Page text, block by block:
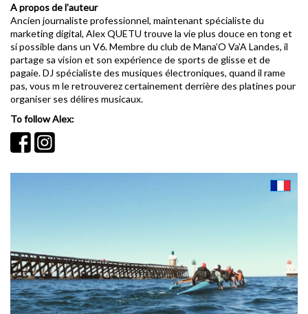
A propos de l’auteur
Ancien journaliste professionnel, maintenant spécialiste du
marketing digital, Alex QUETU trouve la vie plus douce en tong et
si possible dans un V6. Membre du club de Mana’O Va’A Landes, il
partage sa vision et son expérience de sports de glisse et de
pagaie. DJ spécialiste des musiques électroniques, quand il rame
pas, vous m le retrouverez certainement derrière des platines pour
organiser ses délires musicaux.
To follow Alex: